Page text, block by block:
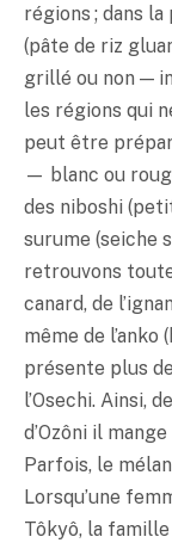
régions ; dans
(pâte de riz
grillé ou non —
les régions qui
peut être
— blanc ou
des niboshi
surume (seiche
retrouvons
canard, de
même de l’anko
présente plus
l’Osechi. Ainsi,
d’Ozôni il
Parfois, le
Lorsqu’une
Tôkyô, la